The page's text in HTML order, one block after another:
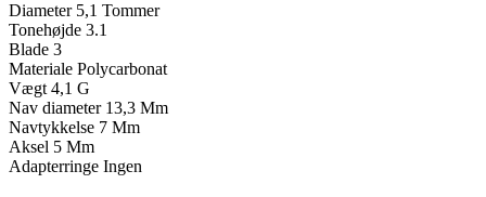
Diameter 5,1 Tommer
Tonehøjde 3.1
Blade 3
Materiale Polycarbonat
Vægt 4,1 G
Nav diameter 13,3 Mm
Navtykkelse 7 Mm
Aksel 5 Mm
Adapterringe Ingen